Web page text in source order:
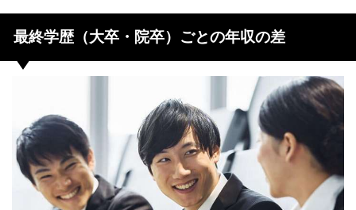
最終学歴（大卒・院卒）ごとの年収の差